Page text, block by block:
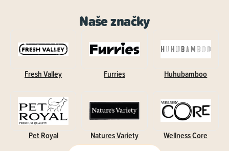
Naše značky
Fresh Valley Furries Huhubamboo
Pet Royal Natures Variety Wellness Core